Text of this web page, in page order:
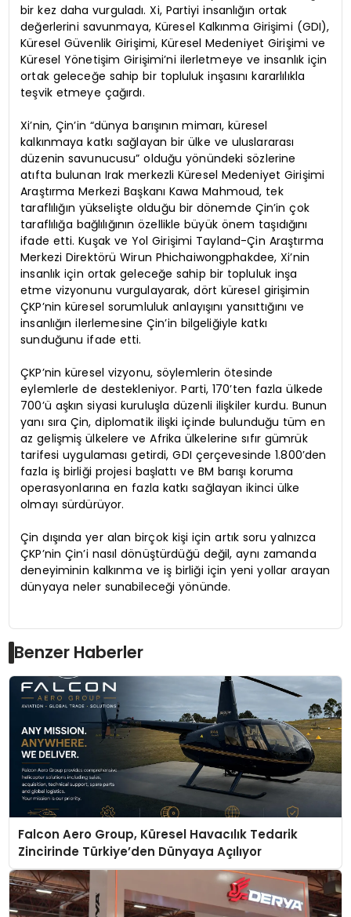
bir kez daha vurguladı. Xi, Partiyi insanlığın ortak
değerlerini savunmaya, Küresel Kalkınma Girişimi (GDI),
Küresel Güvenlik Girişimi, Küresel Medeniyet Girişimi ve
Küresel Yönetişim Girişimi’ni ilerletmeye ve insanlık için
ortak geleceğe sahip bir topluluk inşasını kararlılıkla
teşvik etmeye çağırdı.
Xi’nin, Çin’in “dünya barışının mimarı, küresel
kalkınmaya katkı sağlayan bir ülke ve uluslararası
düzenin savunucusu” olduğu yönündeki sözlerine
atıfta bulunan Irak merkezli Küresel Medeniyet Girişimi
Araştırma Merkezi Başkanı Kawa Mahmoud, tek
taraflılığın yükselişte olduğu bir dönemde Çin’in çok
taraflılığa bağlılığının özellikle büyük önem taşıdığını
ifade etti. Kuşak ve Yol Girişimi Tayland-Çin Araştırma
Merkezi Direktörü Wirun Phichaiwongphakdee, Xi’nin
insanlık için ortak geleceğe sahip bir topluluk inşa
etme vizyonunu vurgulayarak, dört küresel girişimin
ÇKP’nin küresel sorumluluk anlayışını yansıttığını ve
insanlığın ilerlemesine Çin’in bilgeliğiyle katkı
sunduğunu ifade etti.
ÇKP’nin küresel vizyonu, söylemlerin ötesinde
eylemlerle de destekleniyor. Parti, 170’ten fazla ülkede
700’ü aşkın siyasi kuruluşla düzenli ilişkiler kurdu. Bunun
yanı sıra Çin, diplomatik ilişki içinde bulunduğu tüm en
az gelişmiş ülkelere ve Afrika ülkelerine sıfır gümrük
tarifesi uygulaması getirdi, GDI çerçevesinde 1.800’den
fazla iş birliği projesi başlattı ve BM barışı koruma
operasyonlarına en fazla katkı sağlayan ikinci ülke
olmayı sürdürüyor.
Çin dışında yer alan birçok kişi için artık soru yalnızca
ÇKP’nin Çin’i nasıl dönüştürdüğü değil, aynı zamanda
deneyiminin kalkınma ve iş birliği için yeni yollar arayan
dünyaya neler sunabileceği yönünde.
Benzer Haberler
Falcon Aero Group, Küresel Havacılık Tedarik
Zincirinde Türkiye’den Dünyaya Açılıyor